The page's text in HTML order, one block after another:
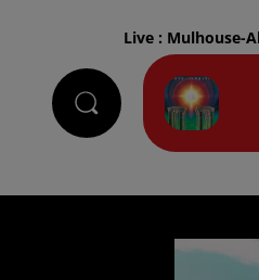
Live : Mulhouse-